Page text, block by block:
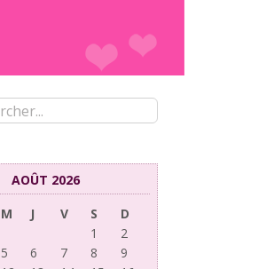
AOÛT 2026
M J V S
D
1
2
5 6 7 8
9